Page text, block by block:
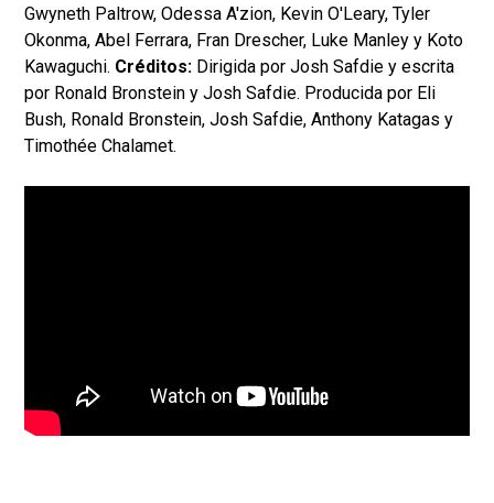
Gwyneth Paltrow, Odessa A'zion, Kevin O'Leary, Tyler
Okonma, Abel Ferrara, Fran Drescher, Luke Manley y Koto
Kawaguchi. Créditos: Dirigida por Josh Safdie y escrita
por Ronald Bronstein y Josh Safdie. Producida por Eli
Bush, Ronald Bronstein, Josh Safdie, Anthony Katagas y
Timothée Chalamet.